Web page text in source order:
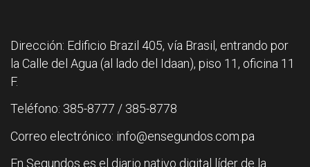
Dirección: Edificio Brazil 405, vía Brasil, entrando por
la Calle del Agua (al lado del Idaan), piso 11, oficina 11
F.
Teléfono: 385-8777 / 385-8778
Correo electrónico: info@ensegundos.com.pa
En Segundos es el diario nativo digital líder de la